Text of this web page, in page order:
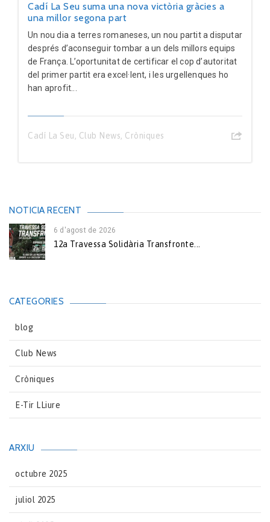
Cadí La Seu suma una nova victòria gràcies a
una millor segona part
Un nou dia a terres romaneses, un nou partit a disputar
després d’aconseguir tombar a un dels millors equips
de França. L’oportunitat de certificar el cop d’autoritat
del primer partit era excel·lent, i les urgellenques ho
han aprofit...
Cadí La Seu, Club News, Cròniques
NOTICIA RECENT
6 d'agost de 2026
12a Travessa Solidària Transfronte...
CATEGORIES
blog
Club News
Cròniques
E-Tir LLiure
ARXIU
octubre 2025
juliol 2025